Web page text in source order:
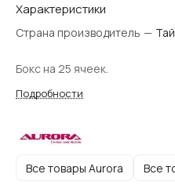
Характеристики
Страна производитель —
Бокс на 25 ячеек.
Подробности
Все товары Aurora Все